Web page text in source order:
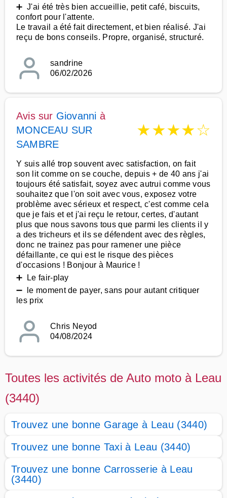
➕ J'ai été très bien accueillie, petit café, biscuits,
confort pour l'attente.
Le travail a été fait directement, et bien réalisé. J'ai
reçu de bons conseils. Propre, organisé, structuré.
sandrine
06/02/2026
Avis sur Giovanni à
MONCEAU SUR
SAMBRE
★★★★☆
Y suis allé trop souvent avec satisfaction, on fait
son lit comme on se couche, depuis + de 40 ans j'ai
toujours été satisfait, soyez avec autrui comme vous
souhaitez que l'on soit avec vous, exposez votre
problème avec sérieux et respect, c'est comme cela
que je fais et et j'ai reçu le retour, certes, d'autant
plus que nous savons tous que parmi les clients il y
a des tricheurs et ils se défendent avec des règles,
donc ne trainez pas pour ramener une pièce
défaillante, ce qui est le risque des pièces
d'occasions ! Bonjour à Maurice !
➕ Le fair-play
➖ le moment de payer, sans pour autant critiquer
les prix
Chris Neyod
04/08/2024
Toutes les activités de Auto moto à Leau
(3440)
Trouvez une bonne Garage à Leau (3440)
Trouvez une bonne Taxi à Leau (3440)
Trouvez une bonne Carrosserie à Leau
(3440)